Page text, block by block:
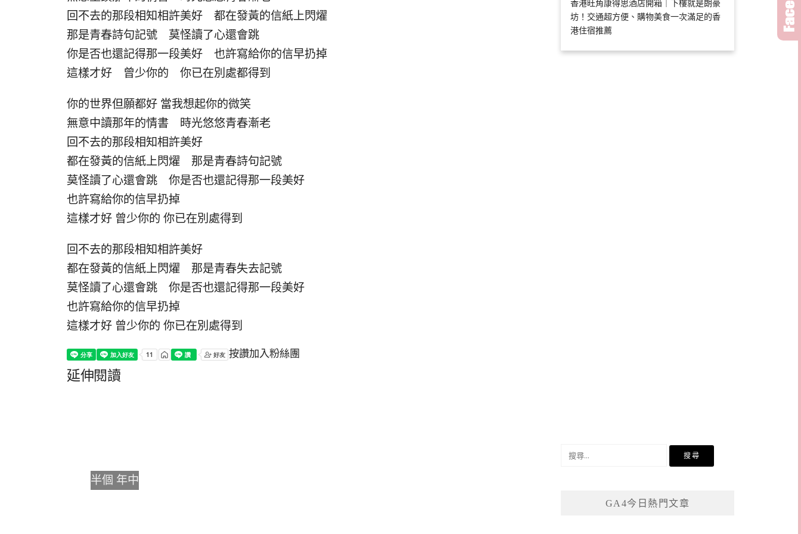
回不去的那段相知相許美好 都在發黃的信紙上閃燿
那是青春詩句記號 莫怪讀了心還會跳
你是否也還記得那一段美好 也許寫給你的信早扔掉
這樣才好 曾少你的 你已在別處都得到
你的世界但願都好 當我想起你的微笑
無意中讀那年的情書 時光悠悠青春漸老
回不去的那段相知相許美好
都在發黃的信紙上閃燿 那是青春詩句記號
莫怪讀了心還會跳 你是否也還記得那一段美好
也許寫給你的信早扔掉
這樣才好 曾少你的 你已在別處得到
回不去的那段相知相許美好
都在發黃的信紙上閃燿 那是青春失去記號
莫怪讀了心還會跳 你是否也還記得那一段美好
也許寫給你的信早扔掉
這樣才好 曾少你的 你已在別處得到
按讚加入粉絲團
延伸閱讀
半個 年中
香港旺角康得思酒店開箱｜下樓就是朗豪
坊！交通超方便、購物美食一次滿足的香
港住宿推薦
GA4今日熱門文章